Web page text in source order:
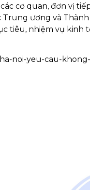
cơ quan, đơn vị
ương và
tiêu, nhiệm vụ kinh
noi-yeu-cau-